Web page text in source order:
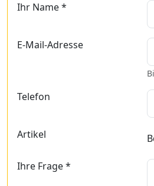
Ihr Name *
E-Mail-Adresse
Telefon
Artikel
Ihre Frage *